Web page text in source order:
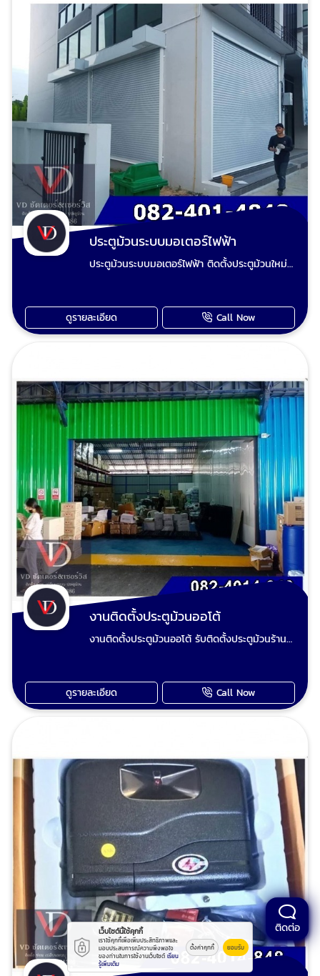
ของคุณอย่างรวดเร็วและมีประสิทธิภาพ ปัญหา
ประตูม้วนพบบ่อยที่เราแก้ไขได้ ประตูม้วนไฟฟ้าไม่
ทำงาน / กดรีโมทไม่ได้: อาจเกิดจากมอเตอร์เสีย,
ระบบไฟมีปัญหา, หรือรีโมทชำรุด ประตูม้วนติดขัด /
เปิดปิดไม่สุด: อาจเกิดจากรางประตูเสียหาย, ใบ
ประตูชำรุด, หรือเพลาไม่ได้ระดับ ประตูม้วนเอียง /
ตกราง: เป็นปัญหาที่ต้องแก้ไขโดยเร็วเพื่อป้องกัน
ความเสียหายที่มากขึ้น ประตูม้วนมีเสียงดังผิด
ปกติ: อาจบ่งบอกถึงความผิดปกติของมอเตอร์,
สปริง, หรือชิ้นส่วนอื่นๆ ที่ต้องการการหล่อลื่นหรือ
เปลี่ยน ประตูม้วนมือดึงเปิดยาก / สปริงหัก: ทำให้
การใช้งานไม่สะดวกและอาจเป็นอันตราย ประตูม้วน
มือดึงเสีย ประตูม้วนไฟฟ้าเสีย มอเตอร์ประตูม้วนไม่
ทำงานซ่อมได้ ช่างวี รับซ่อมประตูม้วนทุกระบบและ
รับปรับปรุงประตูเหล็กม้วนเดิมทำสีใหม่ตามชอบ รับ
รื้อประตูม้วนเก่าผุงพังเสียหาย และเปลี่ยนเป็นประตู
ม้วนใหม่ ขายอะไหล่ประตูม้วน ขายรีโมทประตูม้วน
ทุกชนิด ติดต่อเราเพื่อปรึกษาและรับบริการซ่อม
หาบริการ รับซ่อมประตูม้วน บางบอน ที่รวดเร็ว เชื่อ
ถือได้ และมีคุณภาพ ติดต่อเราได้ทันที ทีมช่างผู้
เชี่ยวชาญของเราพร้อมให้บริการและแก้ไขปัญหา
0824014848 ช่างวี Line : 0824014848 เพจ ร้าน
วีดี ชัตเตอร์ประตูม้วน
ประตูม้วนระบบมอเตอร์ไฟฟ้า
ประตูม้วนระบบมอเตอร์ไฟฟ้า ติดตั้งประตูม้วนใหม่
ชัตเตอร์ งานยากงานไกล งานใหญ่งานเล็ก ทีมงาน
ช่างวี เต็มใจให้บริการเก็บงานเรียบร้อย ไม่มั่วไม่ชุ่ย
ไม่ฟันไม่แพง รับประกันคุณภาพทุกผลงาน ประตู
ระบบและรับปรับปรุงประตูเหล็กม้วนเดิมทำสีใหม่
ตามชอบ รับรื้อประตูม้วนเก่าผุงพังเสียหาย และ
เปลี่ยนเป็นประตูม้วนใหม่ ขายอะไหล่ประตูม้วน ขาย
รีโมทประตูม้วน อะไหล่ประตูม้วน ทุกชนิด นัดช่าง
ประตูม้วนวัดหน้างาน ตีราคา โทร
: 0824014848 ช่างวี Line : 0824014848 เพจ
ร้านวีดี ชัตเตอร์ประตูม้วน
ดูรายละเอียด Call Now
งานติดตั้งประตูม้วนออโต้
งานติดตั้งประตูม้วนออโต้ รับติดตั้งประตูม้วนร้าน
ประตูม้วนโกดัง-คลังสินค้า ใช้ประตูเหล็กม้วน
คุณภาพดี งานติดตั้งประณีตเรียบร้อยสวยเนียน
รูดประตูขึ้นลงลื่นเบาแรง ช่างเป็นงาน ทำงานไว
หน้างาน ตีราคา โทร : 0824014848 ช่างวี Line
: 0824014848 เพจร้านวีดี ชัตเตอร์ประตูม้วน
ดูรายละเอียด Call Now
ติดต่อ
เว็บไซต์นี้ใช้คุกกี้
เราใช้คุกกี้เพื่อเพิ่มประสิทธิภาพและ
มอบประสบการณ์ความพึงพอใจ
ของท่านในการใช้งานเว็บไซต์ เรียน
รู้เพิ่มเติม
ตั้งค่าคุกกี้ ยอมรับ